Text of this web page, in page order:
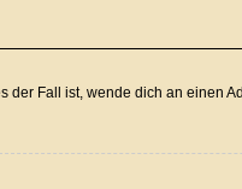
Fall ist, wende dich an einen